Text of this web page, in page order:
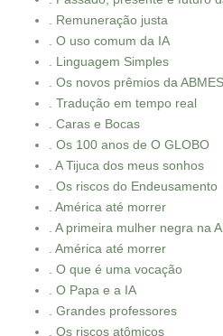
. Remuneração justa
. O uso comum da IA
. Linguagem Simples
. Os novos prêmios da ABMES
. Tradução em tempo real
. Caras e Bocas
. Os 100 anos de O GLOBO
. A Tijuca dos meus sonhos
. Os riscos do Endeusamento
. América até morrer
. A primeira mulher negra na
. América até morrer
. O que é uma vocação
. O Papa e a IA
. Grandes professores
. Os riscos atômicos